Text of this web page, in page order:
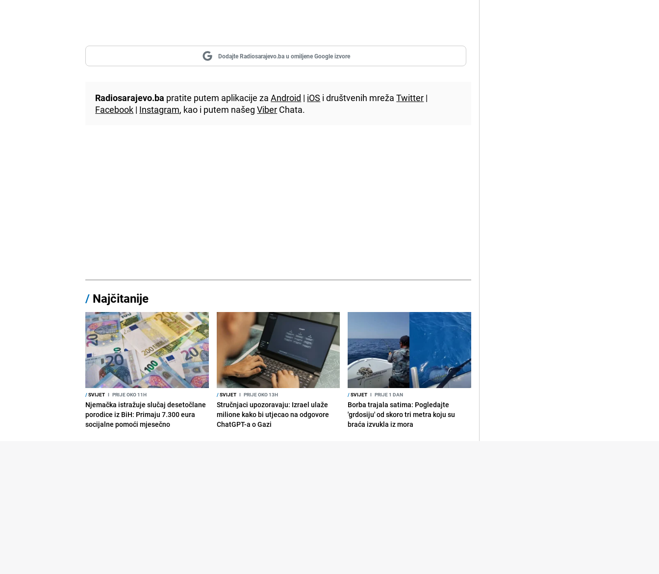
Dodajte Radiosarajevo.ba u omiljene Google izvore
Radiosarajevo.ba pratite putem aplikacije zaAndroid | iOS i društvenih mrežaTwitter |
Facebook | Instagram, kao i putem našegViber Chata.
/ Najčitanije
/SVIJET I PRIJE OKO 11H
Njemačka istražuje slučaj desetočlane
porodice iz BiH: Primaju 7.300 eura
socijalne pomoći mjesečno
/SVIJET I PRIJE OKO 13H
Stručnjaci upozoravaju: Izrael ulaže
milione kako bi utjecao na odgovore
ChatGPT-a o Gazi
/SVIJET I PRIJE 1 DAN
Borba trajala satima: Pogledajte
'grdosiju' od skoro tri metra koju su
braća izvukla iz mora